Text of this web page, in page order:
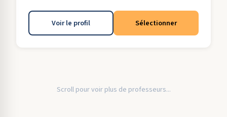
Voir le profil Sélectionner
Scroll pour voir plus de professeurs...